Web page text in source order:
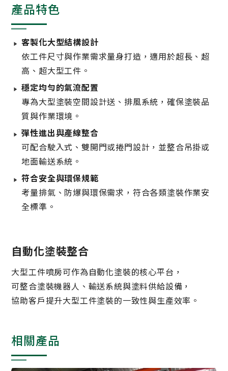
產品特色
客製化大型結構設計
依工件尺寸與作業需求量身打造，適用於超長、超
高、超大型工件。
穩定均勻的氣流配置
專為大型塗裝空間設計送、排風系統，確保塗裝品
質與作業環境。
彈性進出與產線整合
可配合駛入式、雙開門或捲門設計，並整合吊掛或
地面輸送系統。
符合安全與環保規範
考量排氣、防爆與環保需求，符合各類塗裝作業安
全標準。
自動化塗裝整合
大型工件噴房可作為自動化塗裝的核心平台，
可整合塗裝機器人、輸送系統與塗料供給設備，
協助客戶提升大型工件塗裝的一致性與生產效率。
相關產品